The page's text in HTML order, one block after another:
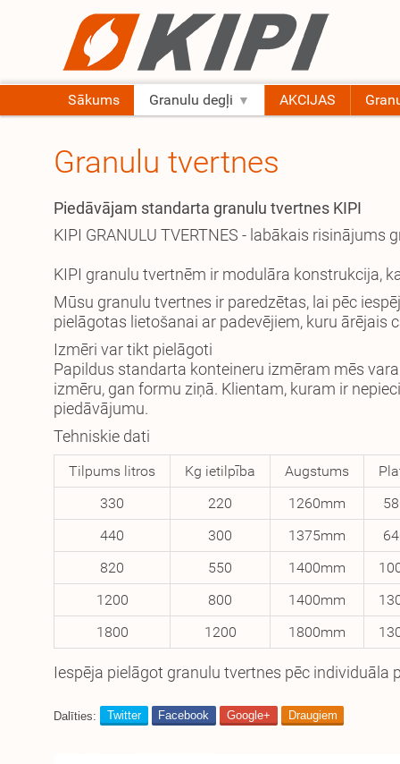
Sākums Granulu degļi AKCIJAS
Granulu tvertnes
Piedāvājam standarta granulu tvertnes KIPI
KIPI GRANULU TVERTNES - labākais risinājums
KIPI granulu tvertnēm ir modulāra konstrukcija,
Mūsu granulu tvertnes ir paredzētas, lai pēc
pielāgotas lietošanai ar padevējiem, kuru ārējais
Izmēri var tikt pielāgoti
Papildus standarta konteineru izmēram mēs
izmēru, gan formu ziņā. Klientam, kuram ir
piedāvājumu.
Tehniskie dati
Tilpums litros Kg ietilpība Augstums
330
220 1260mm
440
300 1375mm
820
550 1400mm
1200
800 1400mm
1800
1200 1800mm
Iespēja pielāgot granulu tvertnes pēc individuāla
Dalīties: Twitter Facebook Google+ Draugiem